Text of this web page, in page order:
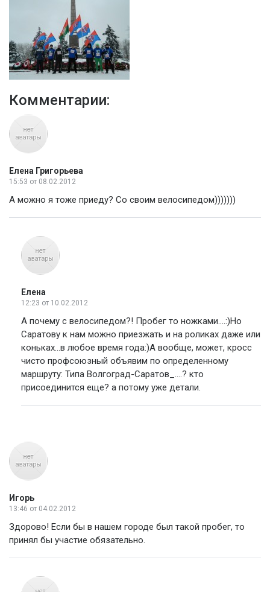
Комментарии:
Елена Григорьева
15:53 от 08.02.2012
А можно я тоже приеду? Со своим велосипедом)))))))
Елена
12:23 от 10.02.2012
А почему с велосипедом?! Пробег то ножками....:)Но
Саратову к нам можно приезжать и на роликах даже или
коньках...в любое время года:)А вообще, может, кросс
чисто профсоюзный объявим по определенному
маршруту: Типа Волгоград-Саратов_....? кто
присоединится еще? а потому уже детали.
Игорь
13:46 от 04.02.2012
Здорово! Если бы в нашем городе был такой пробег, то
принял бы участие обязательно.